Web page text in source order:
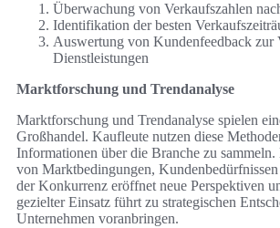
Überwachung von Verkaufszahlen
Identifikation der besten
Auswertung von Kundenfeedback zur
Dienstleistungen
Marktforschung und Trendanalyse
Marktforschung und Trendanalyse spielen
Großhandel. Kaufleute nutzen diese
Informationen über die Branche zu sammeln.
von Marktbedingungen,
der Konkurrenz eröffnet neue Perspektiven
gezielter Einsatz führt zu strategischen
Unternehmen voranbringen.